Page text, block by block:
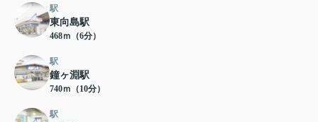
駅
東向島駅
468ｍ（6分）
駅
鐘ヶ淵駅
740ｍ（10分）
駅